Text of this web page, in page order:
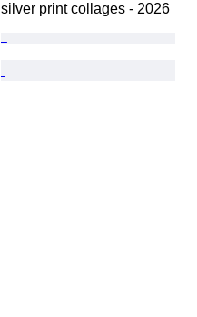
silver print collages - 2026